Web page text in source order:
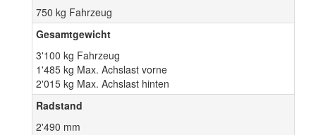
750 kg Fahrzeug
Gesamtgewicht
3'100 kg Fahrzeug
1'485 kg Max. Achslast vorne
2'015 kg Max. Achslast hinten
Radstand
2'490 mm